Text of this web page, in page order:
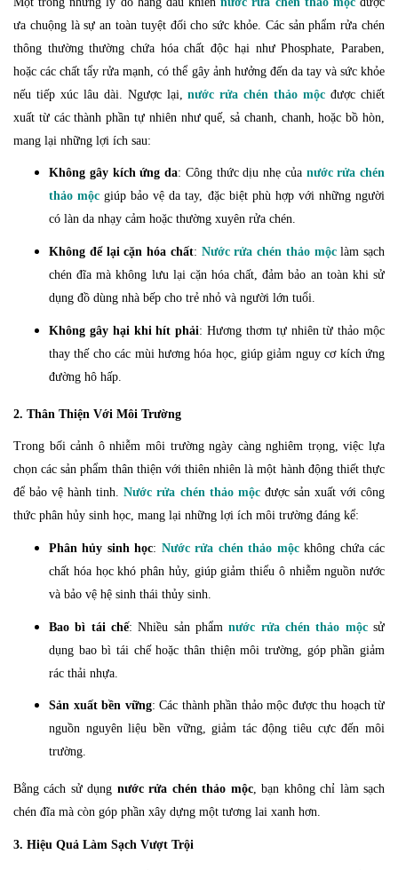
ưa chuộng là sự an toàn tuyệt đối cho sức khỏe. Các sản phẩm rửa chén
thông thường thường chứa hóa chất độc hại như Phosphate, Paraben,
hoặc các chất tẩy rửa mạnh, có thể gây ảnh hưởng đến da tay và sức khỏe
nếu tiếp xúc lâu dài. Ngược lại,nước rửa chén thảo mộc được chiết
xuất từ các thành phần tự nhiên như quế, sả chanh, chanh, hoặc bồ hòn,
mang lại những lợi ích sau:
Không gây kích ứng da: Công thức dịu nhẹ của nước rửa chén
thảo mộc giúp bảo vệ da tay, đặc biệt phù hợp với những người
có làn da nhạy cảm hoặc thường xuyên rửa chén.
Không để lại cặn hóa chất: Nước rửa chén thảo mộclàm sạch
chén đĩa mà không lưu lại cặn hóa chất, đảm bảo an toàn khi sử
dụng đồ dùng nhà bếp cho trẻ nhỏ và người lớn tuổi.
Không gây hại khi hít phải: Hương thơm tự nhiên từ thảo mộc
thay thế cho các mùi hương hóa học, giúp giảm nguy cơ kích ứng
đường hô hấp.
2. Thân Thiện Với Môi Trường
Trong bối cảnh ô nhiễm môi trường ngày càng nghiêm trọng, việc lựa
chọn các sản phẩm thân thiện với thiên nhiên là một hành động thiết thực
để bảo vệ hành tinh.Nước rửa chén thảo mộcđược sản xuất với công
thức phân hủy sinh học, mang lại những lợi ích môi trường đáng kể:
Phân hủy sinh học: Nước rửa chén thảo mộckhông chứa các
chất hóa học khó phân hủy, giúp giảm thiểu ô nhiễm nguồn nước
và bảo vệ hệ sinh thái thủy sinh.
Bao bì tái chế: Nhiều sản phẩmnước rửa chén thảo mộc sử
dụng bao bì tái chế hoặc thân thiện môi trường, góp phần giảm
rác thải nhựa.
Sản xuất bền vững: Các thành phần thảo mộc được thu hoạch từ
nguồn nguyên liệu bền vững, giảm tác động tiêu cực đến môi
trường.
Bằng cách sử dụng nước rửa chén thảo mộc, bạn không chỉ làm sạch
chén đĩa mà còn góp phần xây dựng một tương lai xanh hơn.
3. Hiệu Quả Làm Sạch Vượt Trội